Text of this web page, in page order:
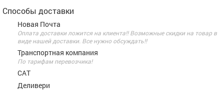
Способы доставки
Новая Почта
Оплата доставки ложится на клиента!! Возможные скидки на товар в
виде нашей доставки. Все нужно обсуждать!!
Транспортная компания
По тарифам перевозчика!
САТ
Деливери